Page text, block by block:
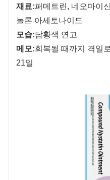
재료:퍼메트린, 네오마이
놀론 아세토나이드
모습:담황색 연고
메모:회복될 때까지 격일
21일